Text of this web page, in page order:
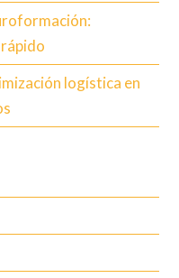
logística en